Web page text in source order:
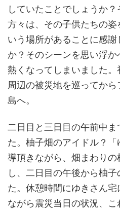
していたことでしょうか
方々は、その子供たちの姿
いう場所があることに感
か？そのシーンを思い浮
熱くなってしまいました
周辺の被災地を巡ってか
島へ。
二日目と三日目の午前中
た。柚子畑のアイドル？
導頂きながら、畑まわり
し、二日目の午後から柚
た。休憩時間にゆきさん
ながら震災当日の状況、